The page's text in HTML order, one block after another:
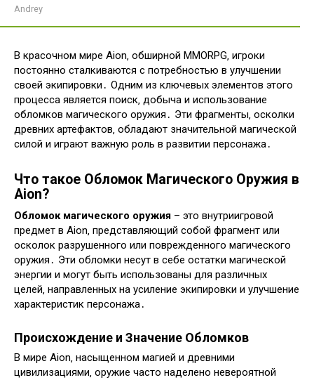
Andrey
В красочном мире Aion‚ обширной MMORPG‚ игроки
постоянно сталкиваются с потребностью в улучшении
своей экипировки․ Одним из ключевых элементов этого
процесса является поиск‚ добыча и использование
обломков магического оружия․ Эти фрагменты‚ осколки
древних артефактов‚ обладают значительной магической
силой и играют важную роль в развитии персонажа․
Что такое Обломок Магического Оружия в
Aion?
Обломок магического оружия – это внутриигровой
предмет в Aion‚ представляющий собой фрагмент или
осколок разрушенного или поврежденного магического
оружия․ Эти обломки несут в себе остатки магической
энергии и могут быть использованы для различных
целей‚ направленных на усиление экипировки и улучшение
характеристик персонажа․
Происхождение и Значение Обломков
В мире Aion‚ насыщенном магией и древними
цивилизациями‚ оружие часто наделено невероятной